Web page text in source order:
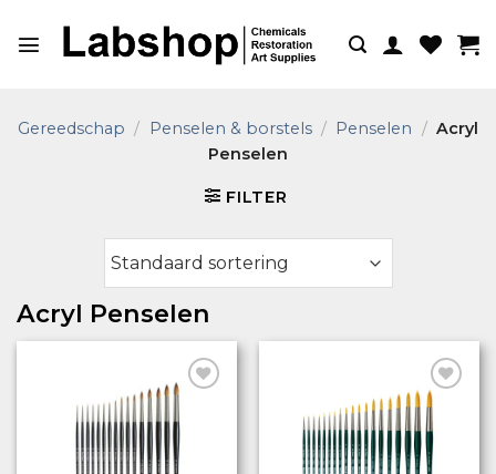
naar
Gereedschap / Penselen & borstels / Penselen / Acryl
Penselen
FILTER
Acryl Penselen